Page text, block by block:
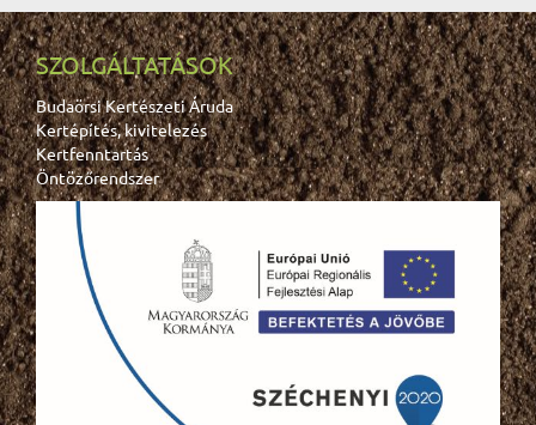
SZOLGÁLTATÁSOK
Budaörsi Kertészeti Áruda
Kertépítés, kivitelezés
Kertfenntartás
Öntözőrendszer